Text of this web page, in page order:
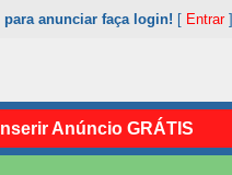
para anunciar faça login! [ Entrar]
Inserir Anúncio GRÁTIS